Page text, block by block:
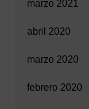
marzo 2021
abril 2020
marzo 2020
febrero 2020